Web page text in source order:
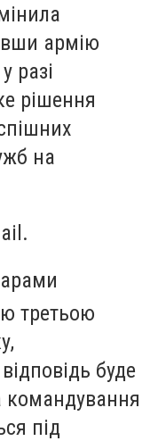
армію
разі
рішення
на
третьою
буде
командування
під